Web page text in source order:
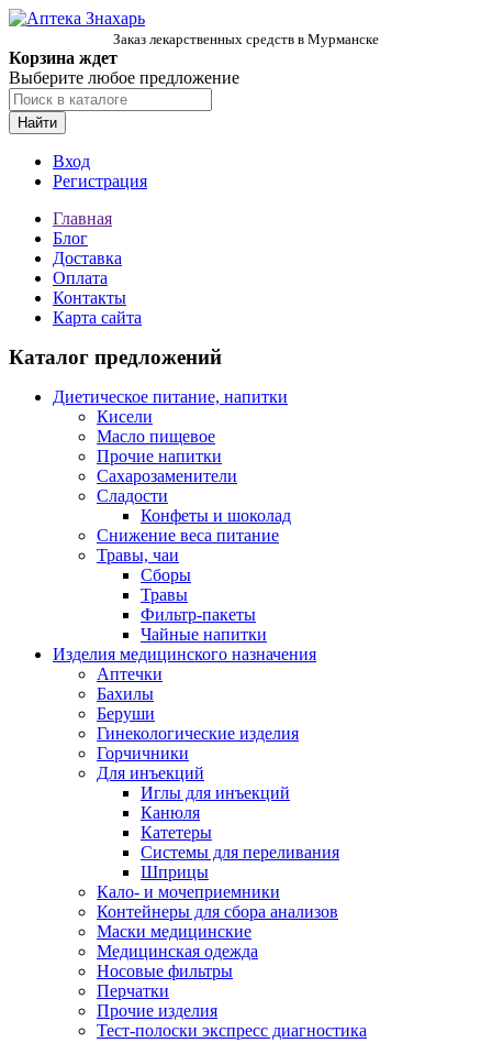
Заказ лекарственных средств в Мурманске
Корзина ждет
Выберите любое предложение
Найти
Вход
Регистрация
Главная
Блог
Доставка
Оплата
Контакты
Карта сайта
Каталог предложений
Диетическое питание, напитки
Кисели
Масло пищевое
Прочие напитки
Сахарозаменители
Сладости
Конфеты и шоколад
Снижение веса питание
Травы, чаи
Сборы
Травы
Фильтр-пакеты
Чайные напитки
Изделия медицинского назначения
Аптечки
Бахилы
Беруши
Гинекологические изделия
Горчичники
Для инъекций
Иглы для инъекций
Канюля
Катетеры
Системы для переливания
Шприцы
Кало- и мочеприемники
Контейнеры для сбора анализов
Маски медицинские
Медицинская одежда
Носовые фильтры
Перчатки
Прочие изделия
Тест-полоски экспресс диагностика